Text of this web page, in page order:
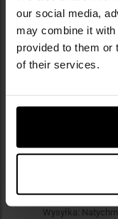
our social media,
may combine it with
provided to them or
of their services.
Plecak Pentagon
Assault Small 35 l
Wysyłka: